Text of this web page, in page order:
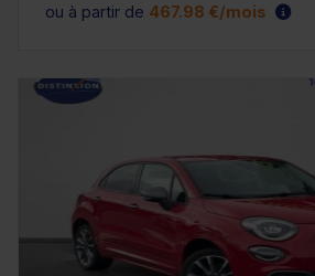
ou à partir de 467.98 €/mois